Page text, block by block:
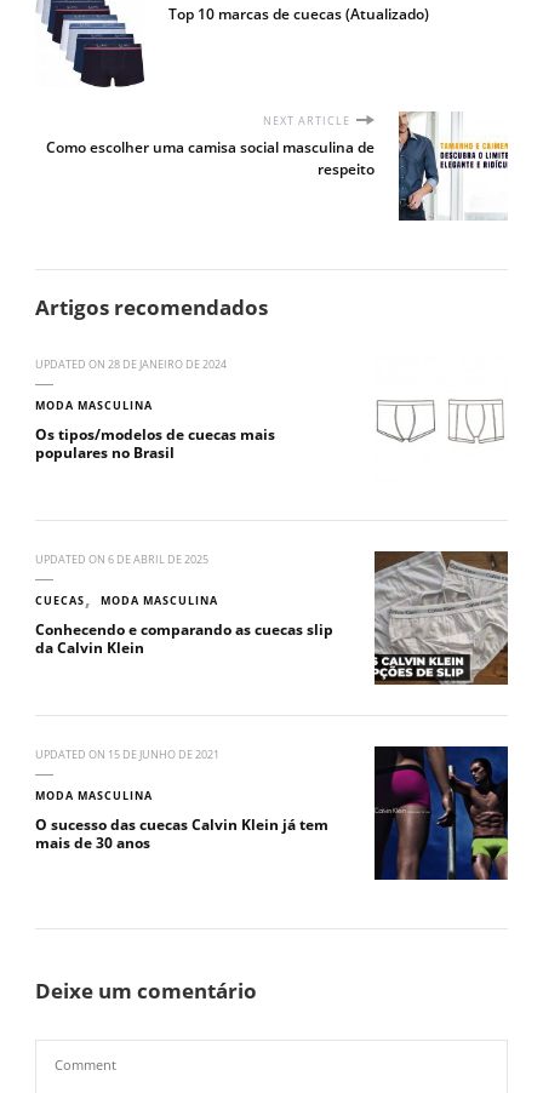
Top 10 marcas de cuecas (Atualizado)
NEXT ARTICLE
Como escolher uma camisa social masculina de
respeito
Artigos recomendados
UPDATED ON 28 DE JANEIRO DE 2024
MODA MASCULINA
Os tipos/modelos de cuecas mais
populares no Brasil
UPDATED ON 6 DE ABRIL DE 2025
CUECAS MODA MASCULINA
Conhecendo e comparando as cuecas slip
da Calvin Klein
UPDATED ON 15 DE JUNHO DE 2021
MODA MASCULINA
O sucesso das cuecas Calvin Klein já tem
mais de 30 anos
Deixe um comentário